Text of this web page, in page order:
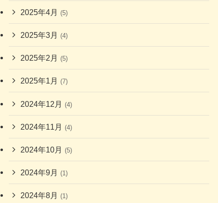
2025年4月 (5)
2025年3月 (4)
2025年2月 (5)
2025年1月 (7)
2024年12月 (4)
2024年11月 (4)
2024年10月 (5)
2024年9月 (1)
2024年8月 (1)